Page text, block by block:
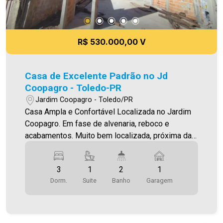
meramente ilustrativas
R$ 530.000,00 V
Casa de Excelente Padrão no Jd
Coopagro - Toledo-PR
Jardim Coopagro - Toledo/PR
Casa Ampla e Confortável Localizada no Jardim
Coopagro. Em fase de alvenaria, reboco e
acabamentos. Muito bem localizada, próxima da
Sala de estar (com lustre) - Sala de jantar -
Cozinha (integrada com as salas de estar/jantar)
- 01 suíte - 02 quartos - 02 Banheiros (social e
3
Dorm.
1
Suite
2
Banho
1
Garagem